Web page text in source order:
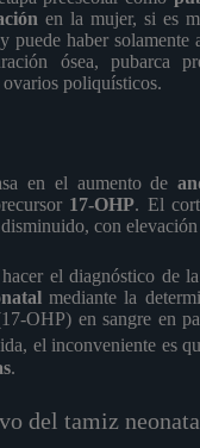
en la mujer, si es
puede haber solamente
ósea, pubarca
poliquísticos.
en el aumento de
17-OHP. El
con
el diagnóstico de
mediante la
OHP) en sangre en
el inconveniente es
.
del tamiz